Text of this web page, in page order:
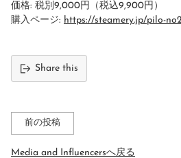
価格: 税別9,000円（税込9,900円）
購入ページ: https://steamery.jp/pilo-
Share this
前の投稿
Media and Influencersへ戻る